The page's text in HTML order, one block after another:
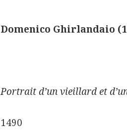
Domenico Ghirlandaio
Portrait d’un vieillard et
1490